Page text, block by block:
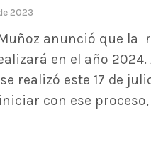
2023
anunció que
en el año
realizó este 17 de
con ese